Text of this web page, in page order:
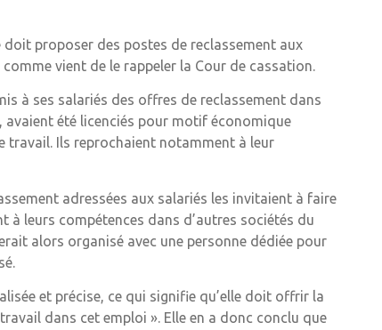
doit proposer des postes de reclassement aux
vient de le rappeler la Cour de cassation.
à ses salariés des offres de reclassement dans
avaient été licenciés pour motif économique
travail. Ils reprochaient notamment à leur
adressées aux salariés les invitaient à faire
leurs compétences dans d’autres sociétés du
alors organisé avec une personne dédiée pour
et précise, ce qui signifie qu’elle doit offrir la
dans cet emploi ». Elle en a donc conclu que